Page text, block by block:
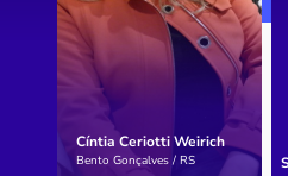
Cíntia Ceriotti Weirich
Bento Gonçalves / RS